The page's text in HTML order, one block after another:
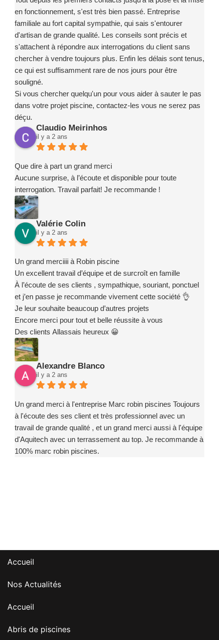
en fonctionnement, s'est très bien passé. Entreprise
familiale au fort capital sympathie, qui sais s'entourer
d'artisan de grande qualité. Les conseils sont précis et
s'attachent à répondre aux interrogations du client sans
chercher à vendre toujours plus. Enfin les délais sont tenus,
ce qui est suffisamment rare de nos jours pour être
souligné.
Si vous chercher quelqu'un pour vous aider à sauter le pas
dans votre projet piscine, contactez-les vous ne serez pas
déçu.
Claudio Meirinhos
il y a 2 ans
Que dire à part un grand merci
Aucune surprise, à l’écoute et disponible pour toute
interrogation. Travail parfait! Je recommande !
Valérie Colin
il y a 2 ans
Un grand merciiii à Robin piscine
Un excellent travail d’équipe et de surcroît en famille
À l’écoute de ses clients , sympathique, souriant, ponctuel
et j’en passe je recommande vivement cette société 👌
Je leur souhaite beaucoup d’autres projets
Encore merci pour tout et belle réussite à vous
Des clients Allassais heureux 😀
Alexandre Blanco
il y a 2 ans
Un grand merci à l'entreprise Marc robin piscines Toujours
à l'écoute des ses client et très professionnel avec un
travail de grande qualité , et un grand merci aussi à l'équipe
d'Aquitech avec un terrassement au top. Je recommande à
100% marc robin piscines.
Accueil
Nos Actualités
Accueil
Abris de piscines